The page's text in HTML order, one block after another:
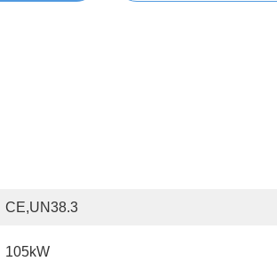
CE,UN38.3
105kW